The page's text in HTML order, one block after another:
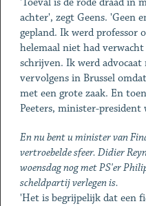
achter', zegt Geens. 'Geen
gepland. Ik werd professor
helemaal niet had
schrijven. Ik werd
vervolgens in Brussel
met een grote zaak. En
Peeters, minister-president
En nu bent u minister van
vertroebelde sfeer. Didier
woensdag nog met PS'er
scheldpartij verlegen is.
'Het is begrijpelijk dat een